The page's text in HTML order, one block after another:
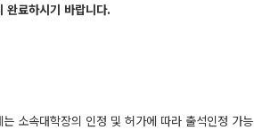
완료하시기 바랍니다.
소속대학장의 인정 및 허가에 따라 출석인정 가능